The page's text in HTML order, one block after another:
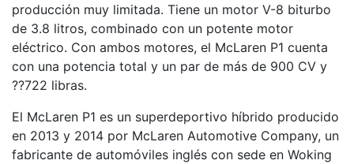
producción muy limitada. Tiene un motor V-8 biturbo
de 3.8 litros, combinado con un potente motor
eléctrico. Con ambos motores, el McLaren P1 cuenta
con una potencia total y un par de más de 900 CV y
??722 libras.
El McLaren P1 es un superdeportivo híbrido producido
en 2013 y 2014 por McLaren Automotive Company, un
fabricante de automóviles inglés con sede en Woking